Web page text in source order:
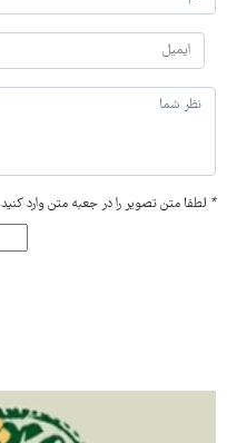
* لطفا متن تصویر را در جعبه متن وارد کنید